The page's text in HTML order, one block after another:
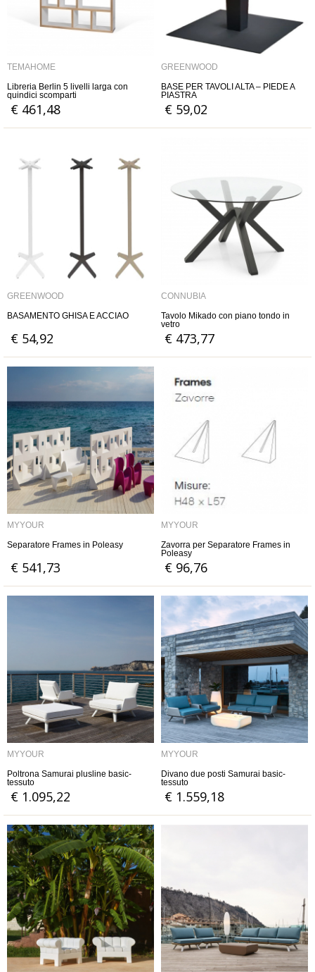
TEMAHOME
Libreria Berlin 5 livelli larga con
quindici scomparti
€ 461,48
GREENWOOD
BASE PER TAVOLI ALTA – PIEDE A
PIASTRA
€ 59,02
GREENWOOD
BASAMENTO GHISA E ACCIAO
€ 54,92
CONNUBIA
Tavolo Mikado con piano tondo in
vetro
€ 473,77
MYYOUR
Separatore Frames in Poleasy
€ 541,73
MYYOUR
Zavorra per Separatore Frames in
Poleasy
€ 96,76
MYYOUR
Poltrona Samurai plusline basic-
tessuto
€ 1.095,22
MYYOUR
Divano due posti Samurai basic-
tessuto
€ 1.559,18